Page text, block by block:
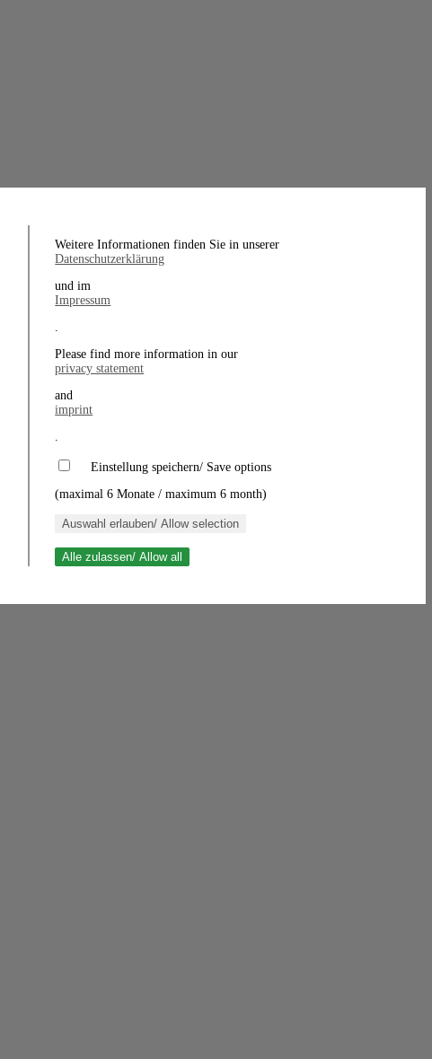
Weitere Informationen finden Sie in unserer
Datenschutzerklärung
und im
Impressum
.
Please find more information in our
privacy statement
and
imprint
.
Einstellung speichern/ Save options
(maximal 6 Monate / maximum 6 month)
Auswahl erlauben/ Allow selection
Alle zulassen/ Allow all